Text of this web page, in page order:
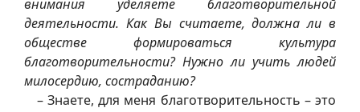
внимания уделяете благотворительной
деятельности. Как Вы считаете, должна ли в
обществе формироваться культура
благотворительности? Нужно ли учить людей
милосердию, состраданию?
– Знаете, для меня благотворительность – это